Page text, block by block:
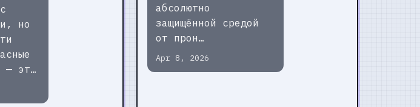
но
— эт…
абсолютно
защищённой средой
от прон…
Apr 8, 2026